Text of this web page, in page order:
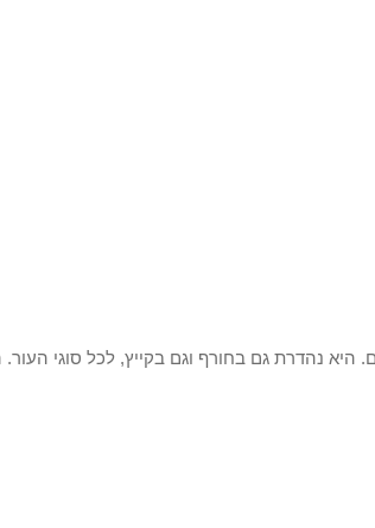
נהדרת גם בחורף וגם בקייץ, לכל סוגי